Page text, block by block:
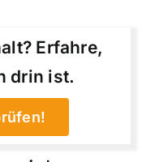
Erfahre,
drin ist.